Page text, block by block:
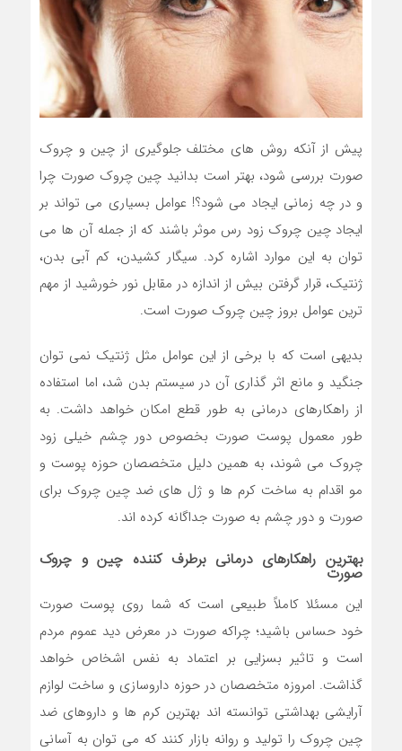
پیش از آنکه روش های مختلف جلوگیری از چین و چروک
صورت بررسی شود، بهتر است بدانید چین چروک صورت چرا
و در چه زمانی ایجاد می شود؟! عوامل بسیاری می تواند بر
ایجاد چین چروک زود رس موثر باشند که از جمله آن ها می
توان به این موارد اشاره کرد. سیگار کشیدن، کم آبی بدن،
ژنتیک، قرار گرفتن بیش از اندازه در مقابل نور خورشید از مهم
ترین عوامل بروز چین چروک صورت است.
بدیهی است که با برخی از این عوامل مثل ژنتیک نمی توان
جنگید و مانع اثر گذاری آن در سیستم بدن شد، اما استفاده
از راهکارهای درمانی به طور قطع امکان خواهد داشت. به
طور معمول پوست صورت بخصوص دور چشم خیلی زود
چروک می شوند، به همین دلیل متخصصان حوزه پوست و
مو اقدام به ساخت کرم ها و ژل های ضد چین چروک برای
صورت و دور چشم به صورت جداگانه کرده اند.
بهترین راهکارهای درمانی برطرف کننده چین و چروک
صورت
این مسئلا کاملاً طبیعی است که شما روی پوست صورت
خود حساس باشید؛ چراکه صورت در معرض دید عموم مردم
است و تاثیر بسزایی بر اعتماد به نفس اشخاص خواهد
گذاشت. امروزه متخصصان در حوزه داروسازی و ساخت لوازم
آرایشی بهداشتی توانسته اند بهترین کرم ها و داروهای ضد
چین چروک را تولید و روانه بازار کنند که می توان به آسانی